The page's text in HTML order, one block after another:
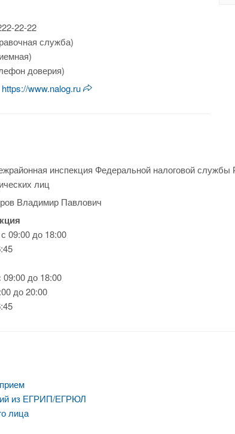
22-22
служба)
доверия)
https://www.nalog.ru
инспекция Федеральной налоговой
лиц
Владимир Павлович
09:00 до 18:00
09:00 до 18:00
до 20:00
из ЕГРИП/ЕГРЮЛ
лица